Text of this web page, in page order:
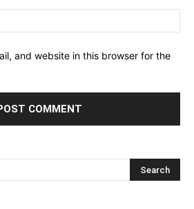
and website in this browser for the